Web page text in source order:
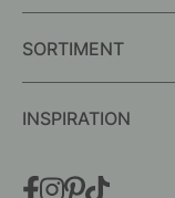
SORTIMENT
INSPIRATION